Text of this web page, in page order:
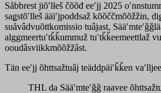
Såbbrest jiõʹlleš čõõđ eeʹjj 2025
saǥstõʹlleš ääiʹjpoddsaž kõõččmõõžžin,
suåvâdvuõttkomissio tuâjast,
alggmeertuʹtǩǩummuž tuʹtǩǩeemeettlaž
ooudâsviikkmõõžžâst.
Tän eeʹjj õhttsažtuâj teäddpäiʹǩǩen
THL da Sääʹmteʹǧǧ raavee